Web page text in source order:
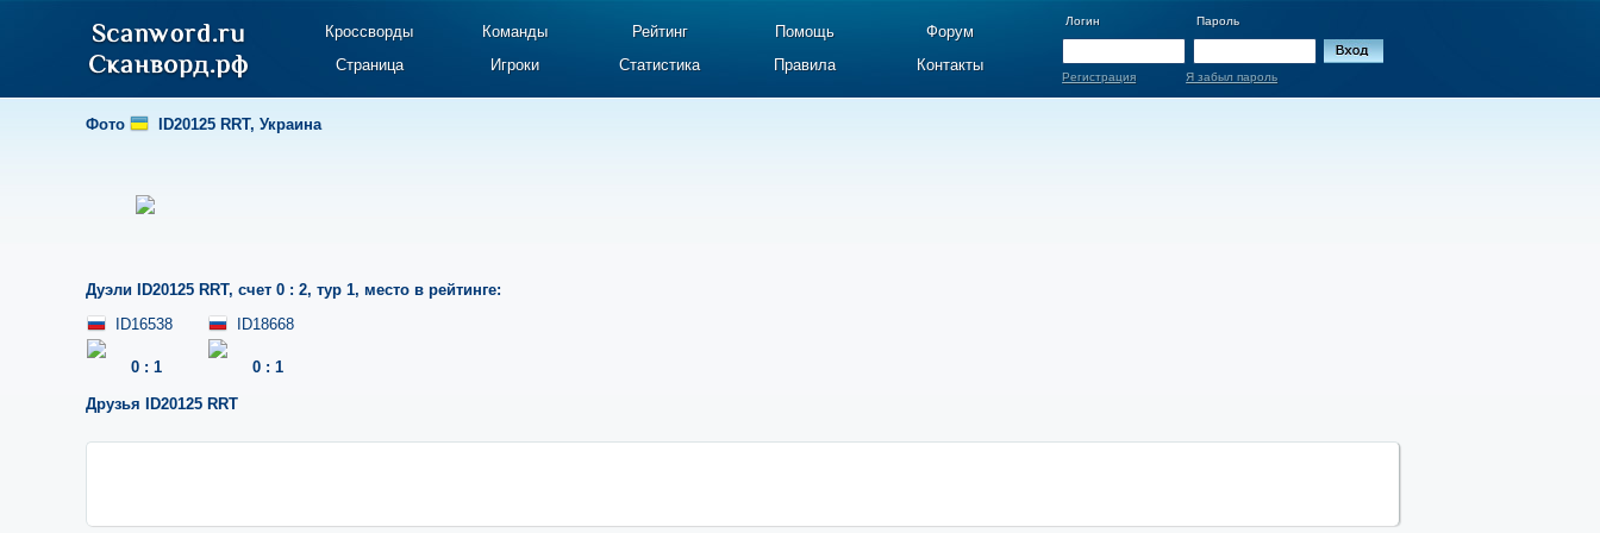
Кроссворды Команды Рейтинг Помощь
Форум
Страница
Игроки Статистика Правила Контакты
Логин Пароль
Регистрация Я забыл пароль
Фото ID20125 RRT, Украина
Дуэли ID20125 RRT, счет 0 : 2, тур 1, место в рейтинге:
ID16538
0 : 1
ID18668
0 : 1
Друзья ID20125 RRT